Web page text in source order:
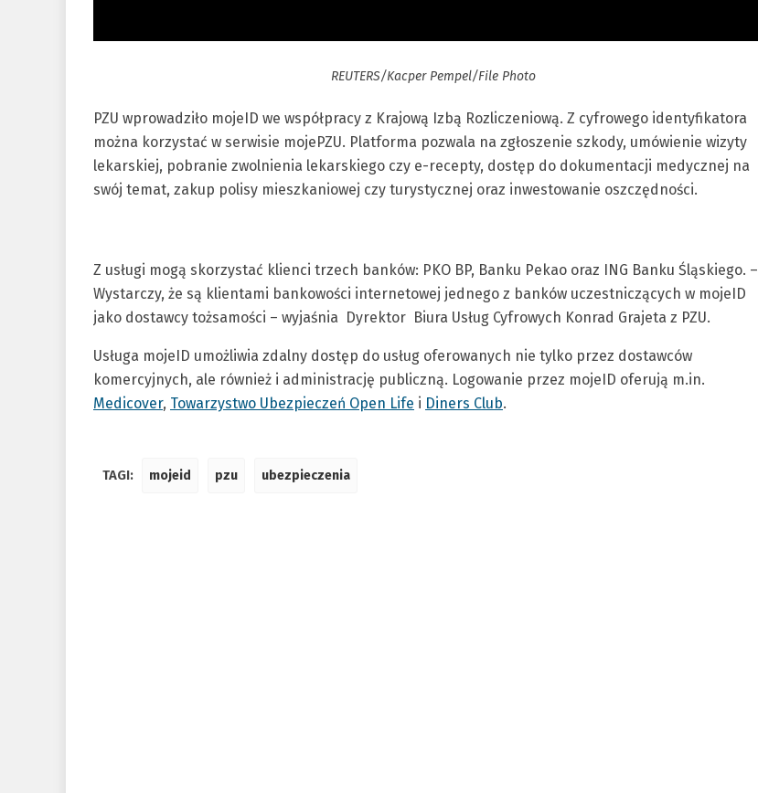
REUTERS/Kacper Pempel/File Photo
PZU wprowadziło mojeID we współpracy z Krajową Izbą Rozliczeniową. Z cyfrowego identyfikatora
można korzystać w serwisie mojePZU. Platforma pozwala na zgłoszenie szkody, umówienie wizyty
lekarskiej, pobranie zwolnienia lekarskiego czy e-recepty, dostęp do dokumentacji medycznej na
swój temat, zakup polisy mieszkaniowej czy turystycznej oraz inwestowanie oszczędności.
Z usługi mogą skorzystać klienci trzech banków: PKO BP, Banku Pekao oraz ING Banku Śląskiego. –
Wystarczy, że są klientami bankowości internetowej jednego z banków uczestniczących w mojeID
jako dostawcy tożsamości – wyjaśnia Dyrektor Biura Usług Cyfrowych Konrad Grajeta z PZU.
Usługa mojeID umożliwia zdalny dostęp do usług oferowanych nie tylko przez dostawców
komercyjnych, ale również i administrację publiczną. Logowanie przez mojeID oferują m.in.
Medicover, Towarzystwo Ubezpieczeń Open Life i Diners Club.
TAGI: mojeid pzu ubezpieczenia